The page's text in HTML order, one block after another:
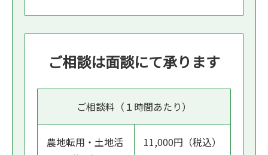
ご相談は面談にて承ります
ご相談料（１時間あたり）
農地転用・土地活
11,000円（税込）